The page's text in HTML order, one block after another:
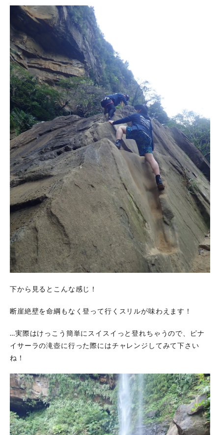
下から見るとこんな感じ！
断崖絶壁を命綱もなく登って行くスリルが味わえます！
…実際はけっこう簡単にスイスイっと登れちゃうので、ピナ
イサーラの滝壺に行った際にはチャレンジしてみて下さい
ね！